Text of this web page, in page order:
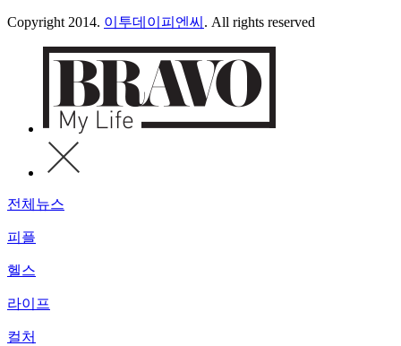
Copyright 2014. 이투데이피엔씨 . All rights reserved
전체뉴스
피플
헬스
라이프
컬처